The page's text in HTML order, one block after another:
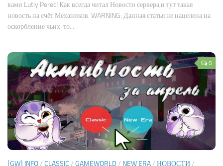
вами Lutiy Perec! Как всегда читал Новости сервера,и тут такая
новость на счёт Механиков. WARNING: Данная статья не нацелена на
оскорбление чьих-то...
0
[GW] INFO/ CLASSIC / GAMEWORLD/ NEW ERA/ НОВОСТИ/